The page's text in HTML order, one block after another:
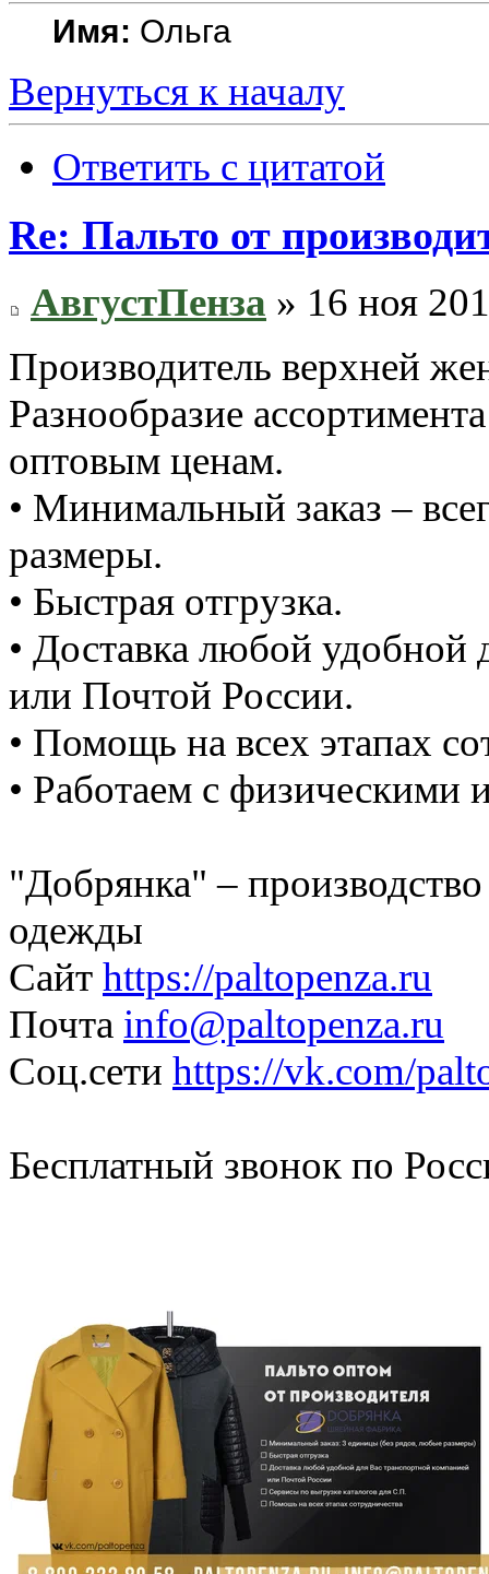
Имя: Ольга
Вернуться к началу
Ответить с цитатой
Re: Пальто от
АвгустПенза » 16 ноя
Производитель верхней
Разнообразие
оптовым ценам.
• Минимальный заказ –
размеры.
• Быстрая отгрузка.
• Доставка любой удобной
или Почтой России.
• Помощь на всех этапах
• Работаем с
"Добрянка" –
одежды
Сайт https://paltopenza.ru
Почта info@paltopenza.ru
Соц.сети https://vk.com/
Бесплатный звонок по